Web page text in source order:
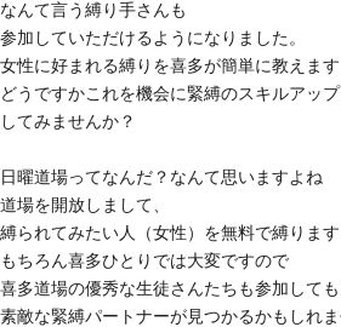
なんて言う縛り手さんも
参加していただけるようになりました。
女性に好まれる縛りを喜多が簡単に教えます
どうですかこれを機会に緊縛のスキルアッ
してみませんか？
日曜道場ってなんだ？なんて思いますよね
道場を開放しまして、
縛られてみたい人（女性）を無料で縛ります
もちろん喜多ひとりでは大変ですので
喜多道場の優秀な生徒さんたちも参加しても
素敵な緊縛パートナーが見つかるかもしれま